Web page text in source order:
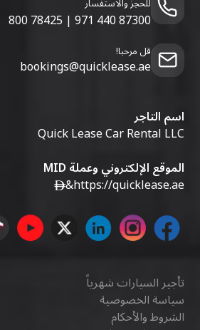
800 78425 | 971 440 87300
قل مرحبا!
bookings@quicklease.ae
اسم التاجر
Quick Lease Car Rental LLC
الموقع الإلكتروني وعملة MID
https://quicklease.ae
&
تأجير السيارات شهرياً
سياسة الخصوصية
الشروط والأحكام